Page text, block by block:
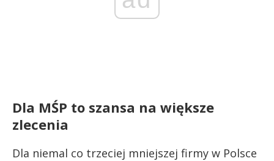
Dla MŚP to szansa na większe
zlecenia
Dla niemal co trzeciej mniejszej firmy w Polsce